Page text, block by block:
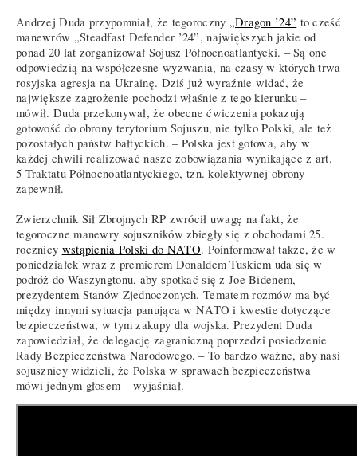
Andrzej Duda przypomniał, że tegoroczny „Dragon ’24” to cześć
manewrów „Steadfast Defender ’24”, największych jakie od
ponad 20 lat zorganizował Sojusz Północnoatlantycki. – Są one
odpowiedzią na współczesne wyzwania, na czasy w których trwa
rosyjska agresja na Ukrainę. Dziś już wyraźnie widać, że
największe zagrożenie pochodzi właśnie z tego kierunku –
mówił. Duda przekonywał, że obecne ćwiczenia pokazują
gotowość do obrony terytorium Sojuszu, nie tylko Polski, ale też
pozostałych państw bałtyckich. – Polska jest gotowa, aby w
każdej chwili realizować nasze zobowiązania wynikające z art.
5 Traktatu Północnoatlantyckiego, tzn. kolektywnej obrony –
zapewnił.
Zwierzchnik Sił Zbrojnych RP zwrócił uwagę na fakt, że
tegoroczne manewry sojuszników zbiegły się z obchodami 25.
rocznicy wstąpienia Polski do NATO. Poinformował także, że w
poniedziałek wraz z premierem Donaldem Tuskiem uda się w
podróż do Waszyngtonu, aby spotkać się z Joe Bidenem,
prezydentem Stanów Zjednoczonych. Tematem rozmów ma być
między innymi sytuacja panująca w NATO i kwestie dotyczące
bezpieczeństwa, w tym zakupy dla wojska. Prezydent Duda
zapowiedział, że delegację zagraniczną poprzedzi posiedzenie
Rady Bezpieczeństwa Narodowego. – To bardzo ważne, aby nasi
sojusznicy widzieli, że Polska w sprawach bezpieczeństwa
mówi jednym głosem – wyjaśniał.